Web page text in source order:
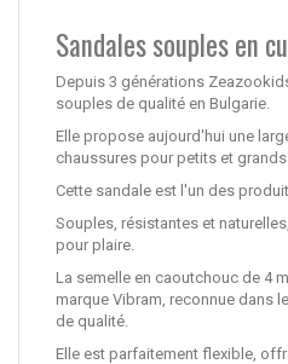
Sandales souples en
Depuis 3 générations
souples de qualité en Bulgarie.
Elle propose aujourd'hui une
chaussures pour petits et grands.
Cette sandale est l'un des
Souples, résistantes et
pour plaire.
La semelle en caoutchouc de 4
marque Vibram, reconnue dans
de qualité.
Elle est parfaitement flexible,